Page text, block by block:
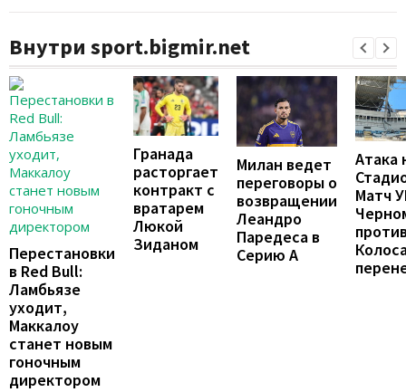
Внутри sport.bigmir.net
Перестановки
в Red Bull:
Ламбьязе
уходит,
Маккалоу
станет новым
гоночным
директором
Гранада
расторгает
контракт с
вратарем
Люкой
Зиданом
Милан ведет
переговоры о
возвращении
Леандро
Паредеса в
Серию А
Атака
Матч